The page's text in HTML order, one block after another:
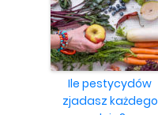
Ile pestycydów
zjadasz każdego